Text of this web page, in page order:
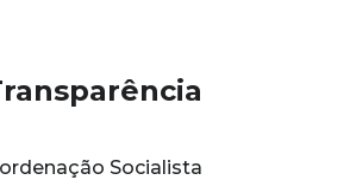
Socialista